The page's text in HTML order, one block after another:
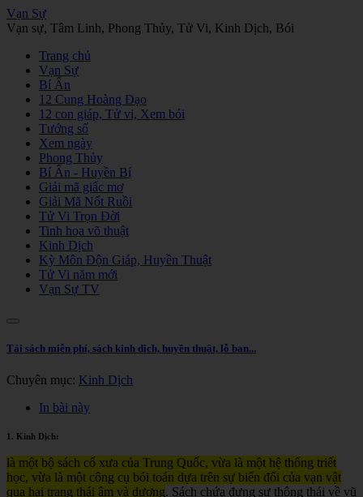
Vạn Sự
Vạn sự, Tâm Linh, Phong Thủy, Tử Vi, Kinh Dịch, Bói
Trang chủ
Vạn Sự
Bí Ẩn
12 Cung Hoàng Đạo
12 con giáp, Tử vi, Xem bói
Tướng số
Xem ngày
Phong Thủy
Bí Ẩn - Huyền Bí
Giải mã giấc mơ
Giải Mã Nốt Ruồi
Tử Vi Trọn Đời
Tinh hoa võ thuật
Kinh Dịch
Kỳ Môn Độn Giáp, Huyền Thuật
Tử Vi năm mới
Vạn Sự TV
Tải sách miễn phí, sách kinh dịch, huyền thuật, lỗ ban...
Chuyên mục: Kinh Dịch
In bài này
1. Kinh Dịch:
là một bộ sách cổ xưa của Trung Quốc, vừa là một hệ thống triết
học, vừa là một công cụ bói toán dựa trên sự biến đổi của vạn vật
qua hai trạng thái âm và dương. Sách chứa đựng sự thông thái về vũ